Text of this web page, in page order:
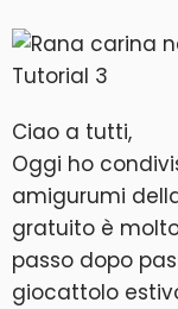
Ciao a tutti,
Oggi ho
amigurumi
gratuito è
passo dopo
giocattolo